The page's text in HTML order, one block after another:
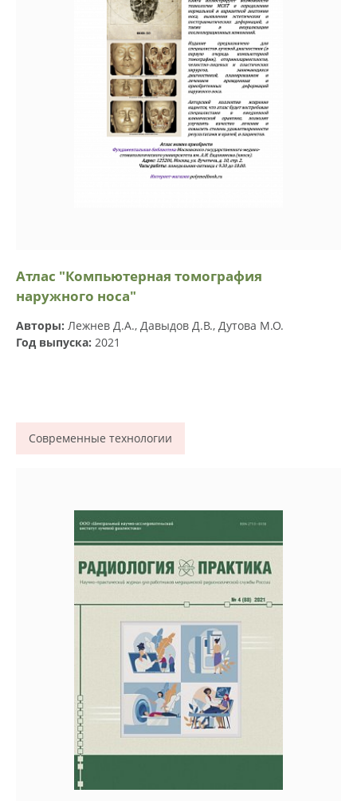
Атлас "Компьютерная томография
наружного носа"
Авторы: Лежнев Д.А., Давыдов Д.В., Дутова М.О.
Год выпуска: 2021
Современные технологии